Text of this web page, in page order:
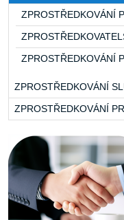
ZPROSTŘEDKOVÁNÍ
ZPROSTŘEDKOVÁNÍ
ZPROSTŘEDKOVÁNÍ
ZPROSTŘEDKOVÁNÍ